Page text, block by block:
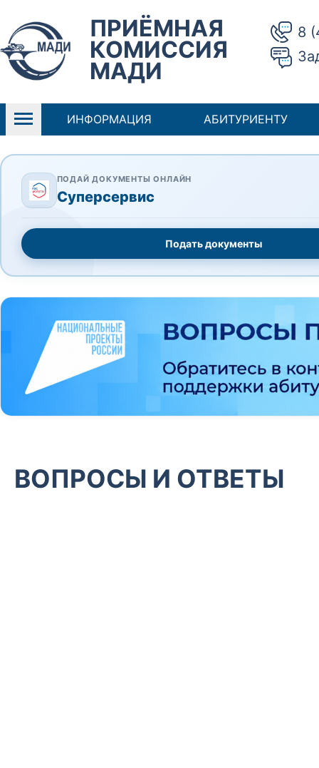
ПРИЁМНАЯ
КОМИССИЯ
МАДИ
8
ИНФОРМАЦИЯ АБИТУРИЕНТУ
ПОДАЙ ДОКУМЕНТЫ ОНЛАЙН
Суперсервис
Подать документы
ВОПРОСЫ И ОТВЕТЫ